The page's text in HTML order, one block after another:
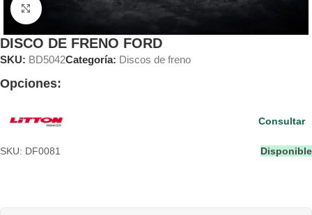
Clic para ampliar
DISCO DE FRENO FORD
SKU: BD5042Categoría: Discos de freno
Opciones:
SKU: DF0081 Disponible
Consultar